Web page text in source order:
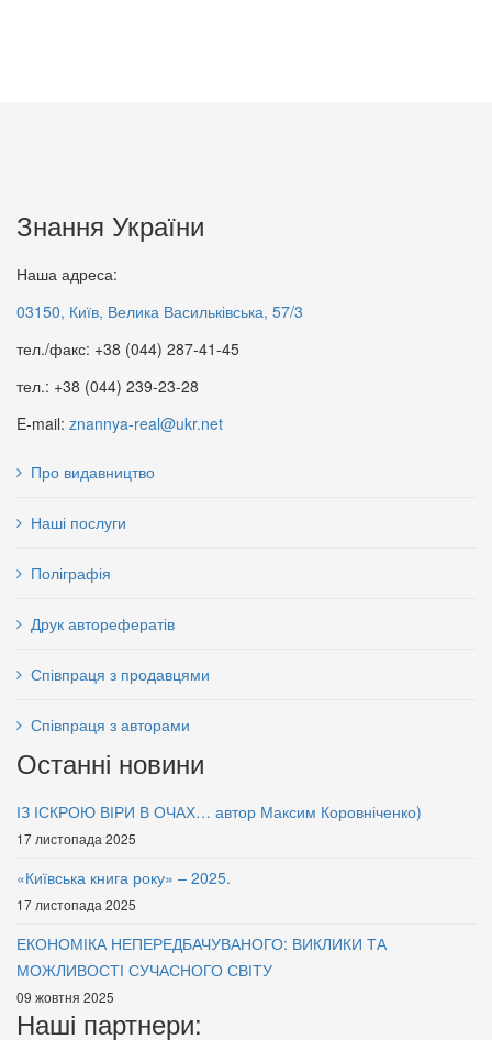
Знання України
Наша адреса:
03150, Київ, Велика Васильківська, 57/3
тел./факс: +38 (044) 287-41-45
тел.: +38 (044) 239-23-28
E-mail: znannya-real@ukr.net
Про видавництво
Наші послуги
Поліграфія
Друк авторефератів
Співпраця з продавцями
Співпраця з авторами
Останні новини
ІЗ ІСКРОЮ ВІРИ В ОЧАХ… автор Максим Коровніченко)
17 листопада 2025
«Київська книга року» – 2025.
17 листопада 2025
ЕКОНОМІКА НЕПЕРЕДБАЧУВАНОГО: ВИКЛИКИ ТА
МОЖЛИВОСТІ СУЧАСНОГО СВІТУ
09 жовтня 2025
Наші партнери: